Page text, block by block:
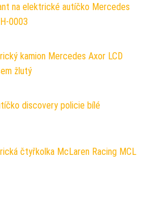
na elektrické autíčko Mercedes
0003
kamion Mercedes Axor LCD
žlutý
discovery policie bílé
čtyřkolka McLaren Racing MCL